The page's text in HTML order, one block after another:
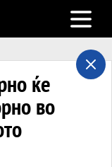
Open
ќе
во